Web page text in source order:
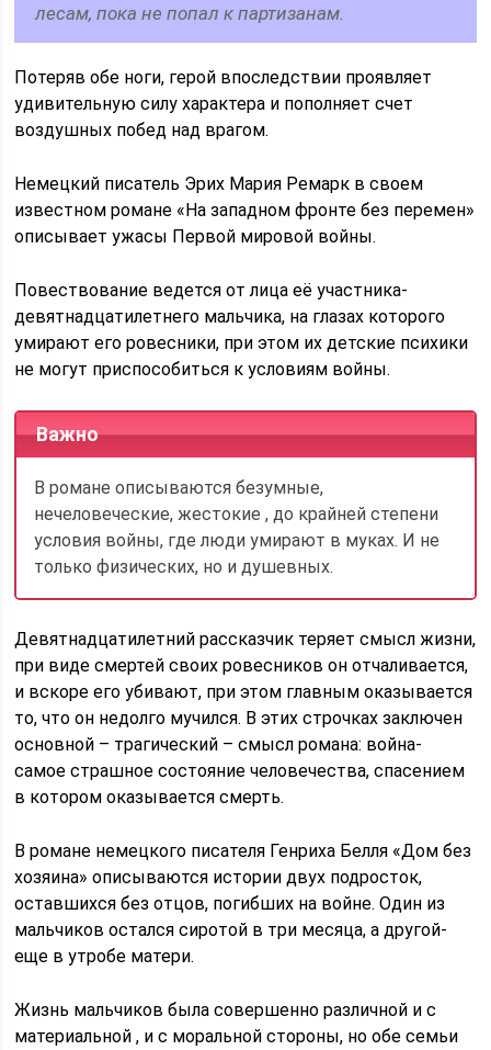
лесам, пока не попал к партизанам.
Потеряв обе ноги, герой впоследствии проявляет
удивительную силу характера и пополняет счет
воздушных побед над врагом.
Немецкий писатель Эрих Мария Ремарк в своем
известном романе «На западном фронте без перемен»
описывает ужасы Первой мировой войны.
Повествование ведется от лица её участника-
девятнадцатилетнего мальчика, на глазах которого
умирают его ровесники, при этом их детские психики
не могут приспособиться к условиям войны.
Важно
В романе описываются безумные,
нечеловеческие, жестокие , до крайней степени
условия войны, где люди умирают в муках. И не
только физических, но и душевных.
Девятнадцатилетний рассказчик теряет смысл жизни,
при виде смертей своих ровесников он отчаливается,
и вскоре его убивают, при этом главным оказывается
то, что он недолго мучился. В этих строчках заключен
основной – трагический – смысл романа: война-
самое страшное состояние человечества, спасением
в котором оказывается смерть.
В романе немецкого писателя Генриха Белля «Дом без
хозяина» описываются истории двух подросток,
оставшихся без отцов, погибших на войне. Один из
мальчиков остался сиротой в три месяца, а другой-
еще в утробе матери.
Жизнь мальчиков была совершенно различной и с
материальной , и с моральной стороны, но обе семьи